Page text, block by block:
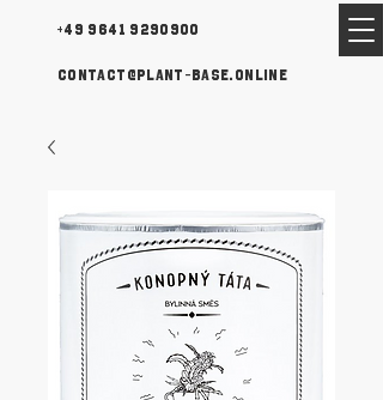
+49 9641 9290900
contact@plant-base.online